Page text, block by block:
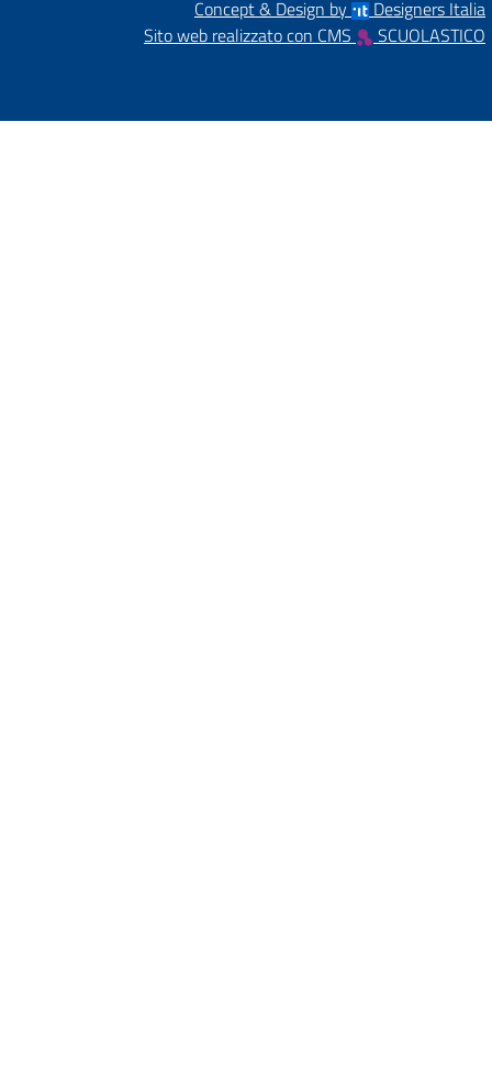
Concept & Design by
Designers Italia
Sito web realizzato con CMS
SCUOLASTICO